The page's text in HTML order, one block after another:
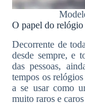
O papel do relógio
Decorrente de
desde sempre, e
das pessoas,
tempos os
a se usar como
muito raros e